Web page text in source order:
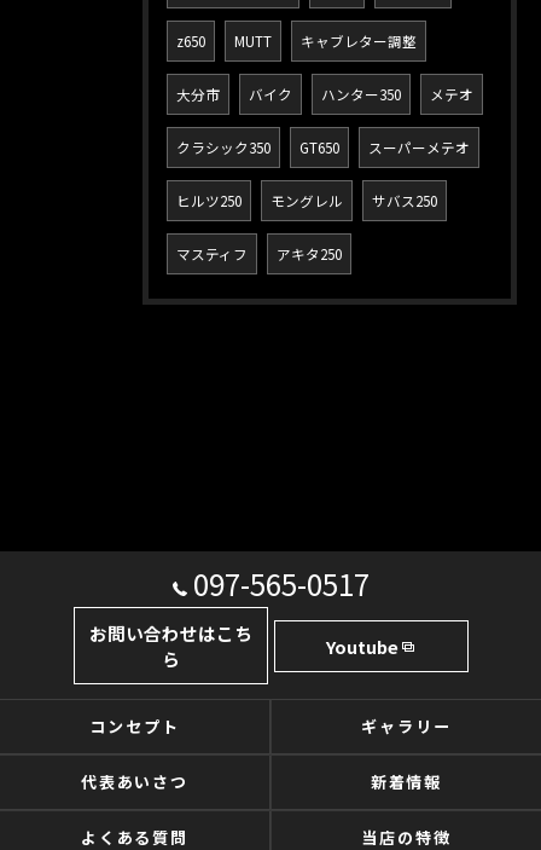
z650 MUTT キャブレター調整
大分市 バイク ハンター350 メテオ
クラシック350 GT650 スーパーメテオ
ヒルツ250 モングレル サバス250
マスティフ アキタ250
097-565-0517
お問い合わせはこち
ら
Youtube
コンセプト ギャラリー
代表あいさつ 新着情報
よくある質問 当店の特徴